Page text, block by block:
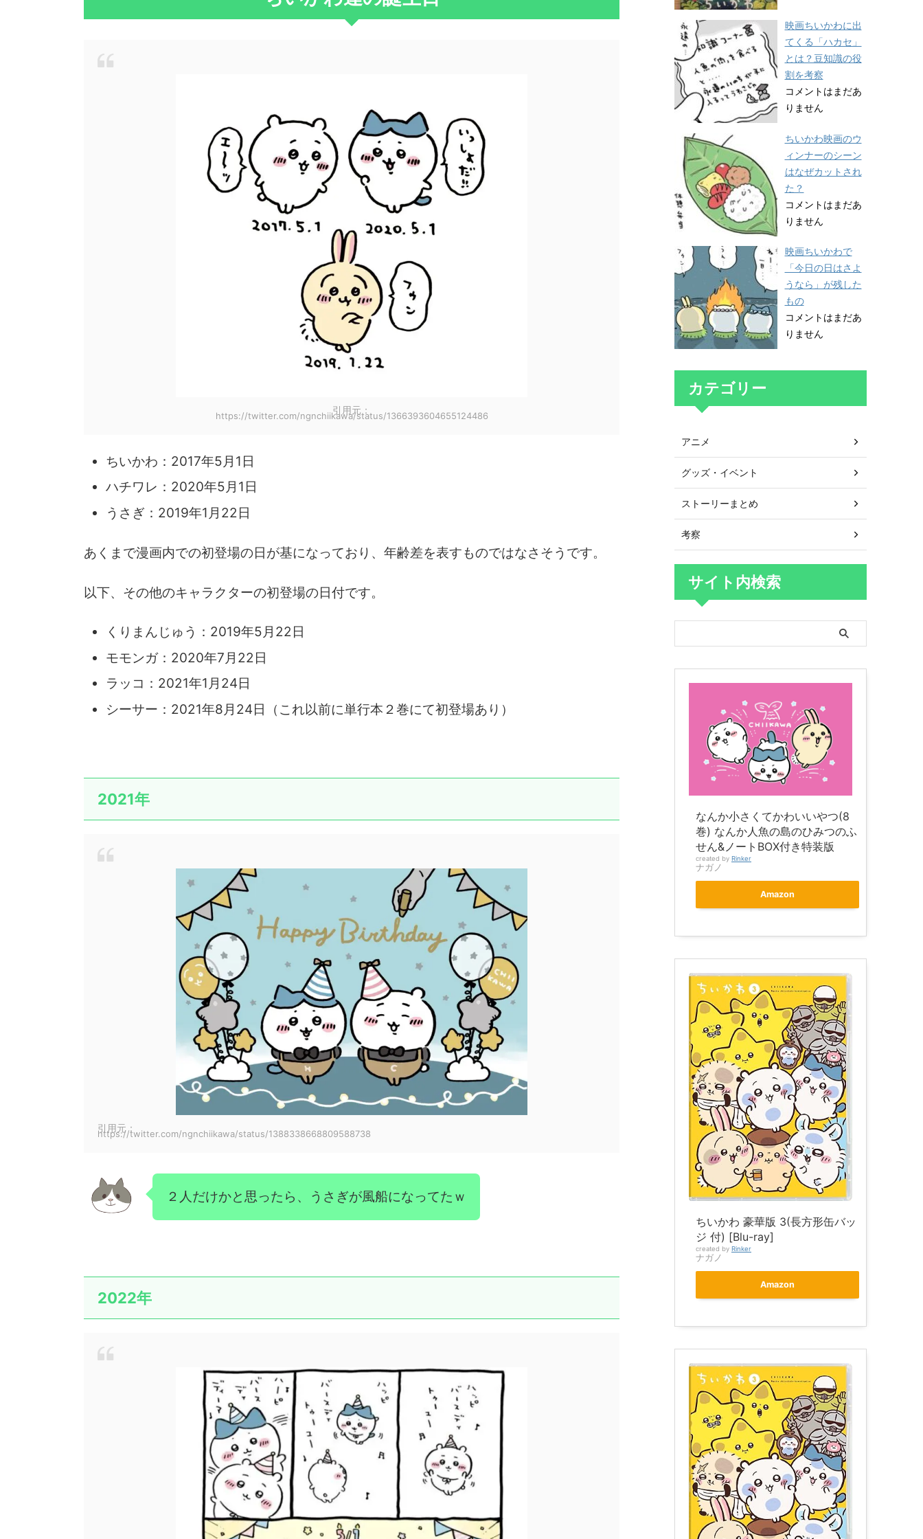
引用元：
https://twitter.com/ngnchiikawa/status/1366393604655124486
ちいかわ：2017年5月1日
ハチワレ：2020年5月1日
うさぎ：2019年1月22日
あくまで漫画内での初登場の日が基になっており、年齢差を表すものではなさそうです。
以下、その他のキャラクターの初登場の日付です。
くりまんじゅう：2019年5月22日
モモンガ：2020年7月22日
ラッコ：2021年1月24日
シーサー：2021年8月24日（これ以前に単行本２巻にて初登場あり）
2021年
引用元：
https://twitter.com/ngnchiikawa/status/1388338668809588738
２人だけかと思ったら、うさぎが風船になってたｗ
2022年
映画ちいかわに出
てくる「ハカセ」
とは？豆知識の役
割を考察
コメントはまだあ
りません
ちいかわ映画のウ
ィンナーのシーン
はなぜカットされ
た？
コメントはまだあ
りません
映画ちいかわで
「今日の日はさよ
うなら」が残した
もの
コメントはまだあ
りません
カテゴリー
アニメ
グッズ・イベント
ストーリーまとめ
考察
サイト内検索
なんか小さくてかわいいやつ(8
巻) なんか人魚の島のひみつのふ
せん&ノートBOX付き特装版
created by Rinker
ナガノ
Amazon
ちいかわ 豪華版 3(長方形缶バッ
ジ 付) [Blu-ray]
created by Rinker
ナガノ
Amazon